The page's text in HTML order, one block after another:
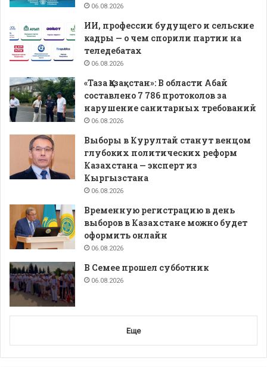
06.08.2026
ИИ, профессии будущего и сельские
кадры — о чем спорили партии на
теледебатах
06.08.2026
«Таза Қазақстан»: В области Абай
составлено 7 786 протоколов за
нарушение санитарных требований
06.08.2026
Выборы в Курултай станут венцом
глубоких политических реформ
Казахстана — эксперт из
Кыргызстана
06.08.2026
Временную регистрацию в день
выборов в Казахстане можно будет
оформить онлайн
06.08.2026
В Семее прошел субботник
06.08.2026
Еще